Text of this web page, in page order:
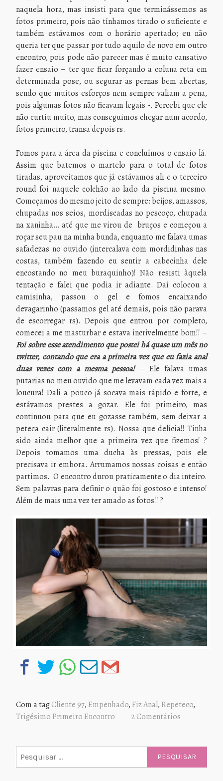
naquela hora, mas insisti para que terminássemos as
fotos primeiro, pois não tínhamos tirado o suficiente e
também estávamos com o horário apertado; eu não
queria ter que passar por tudo aquilo de novo em outro
encontro, pois pode não parecer mas é muito cansativo
fazer ensaio – ter que ficar forçando a coluna reta em
determinada pose, ou segurar as pernas bem abertas,
sendo que muitos esforços nem sempre valiam a pena,
pois algumas fotos não ficavam legais -. Percebi que ele
não curtiu muito, mas conseguimos chegar num acordo,
fotos primeiro, transa depois rs.
Fomos para a área da piscina e concluímos o ensaio lá.
Assim que batemos o martelo para o total de fotos
tiradas, aproveitamos que já estávamos ali e o terceiro
round foi naquele colchão ao lado da piscina mesmo.
Começamos do mesmo jeito de sempre: beijos, amassos,
chupadas nos seios, mordiscadas no pescoço, chupada
na xaninha… até que me virou de bruços e começou a
roçar seu pau na minha bunda, enquanto me falava umas
safadezas no ouvido (intercalava com mordidinhas nas
costas, também fazendo eu sentir a cabecinha dele
encostando no meu buraquinho)! Não resisti àquela
tentação e falei que podia ir adiante. Daí colocou a
camisinha, passou o gel e fomos encaixando
devagarinho (passamos gel até demais, pois não parava
de escorregar rs). Depois que entrou por completo,
comecei a me masturbar e estava incrivelmente bom!! –
Foi sobre esse atendimento que postei há quase um mês no
twitter, contando que era a primeira vez que eu fazia anal
duas vezes com a mesma pessoa! – Ele falava umas
putarias no meu ouvido que me levavam cada vez mais a
loucura! Dali a pouco já socava mais rápido e forte, e
estávamos prestes a gozar. Ele foi primeiro, mas
continuou para que eu gozasse também, sem deixar a
peteca cair (literalmente rs). Nossa que delícia!! Tinha
sido ainda melhor que a primeira vez que fizemos! ?
Depois tomamos uma ducha às pressas, pois ele
precisava ir embora. Arrumamos nossas coisas e então
partimos. O encontro durou praticamente o dia inteiro.
Sem palavras para definir o quão foi gostoso e intenso!
Além de mais uma vez ter amado as fotos!! ?
Com a tagCliente 97,Empenhado,Fiz Anal,Repeteco,
Trigésimo Primeiro Encontro
2 Comentários
por: